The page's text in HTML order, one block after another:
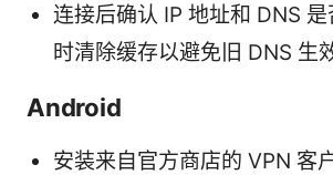
连接后确认 IP 地址和 DNS
时清除缓存以避免旧 DNS 生效
Android
安装来自官方商店的 VPN 客